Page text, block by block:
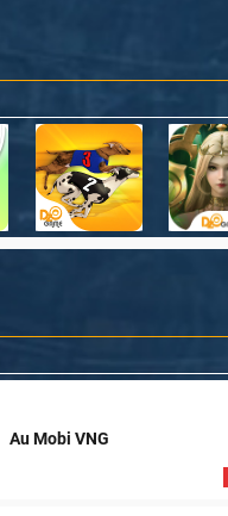
Au Mobi VNG